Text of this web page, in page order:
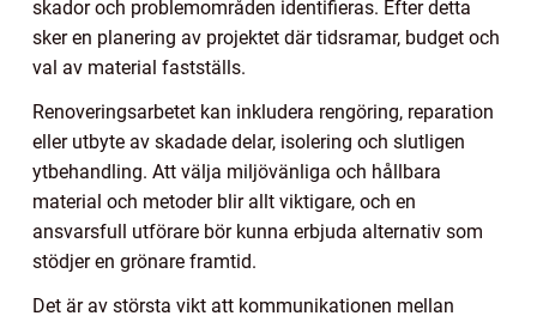
skador och problemområden identifieras. Efter detta
sker en planering av projektet där tidsramar, budget och
val av material fastställs.
Renoveringsarbetet kan inkludera rengöring, reparation
eller utbyte av skadade delar, isolering och slutligen
ytbehandling. Att välja miljövänliga och hållbara
material och metoder blir allt viktigare, och en
ansvarsfull utförare bör kunna erbjuda alternativ som
stödjer en grönare framtid.
Det är av största vikt att kommunikationen mellan